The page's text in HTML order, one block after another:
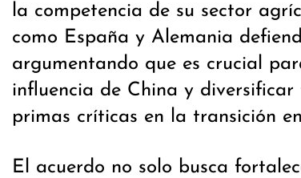
la competencia de su sector
como España y Alemania
argumentando que es crucial
influencia de China y diversificar
primas críticas en la transición
El acuerdo no solo busca